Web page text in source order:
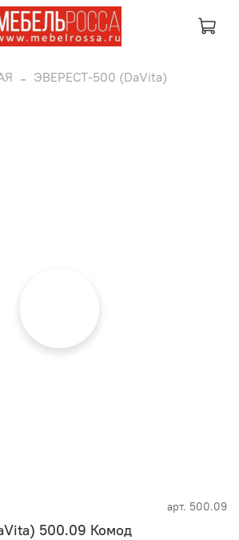
ЭВЕРЕСТ-500 (DaVita)
арт. 500.09
500.09 Комод